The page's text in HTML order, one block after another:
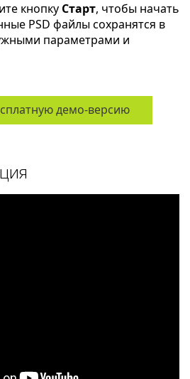
кнопку Старт, чтобы начать
PSD файлы сохранятся в
параметрами и
демо-версию